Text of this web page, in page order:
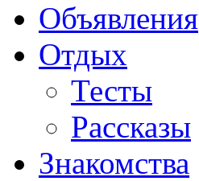
Объявления
Отдых
Тесты
Рассказы
Знакомства